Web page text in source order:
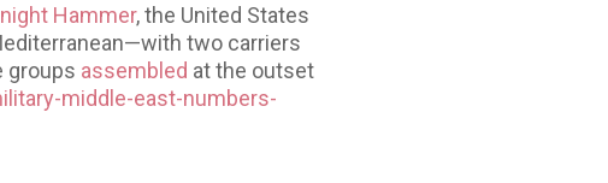
Hammer, the United States
two carriers
groups assembled at the outset
middle-east-numbers-